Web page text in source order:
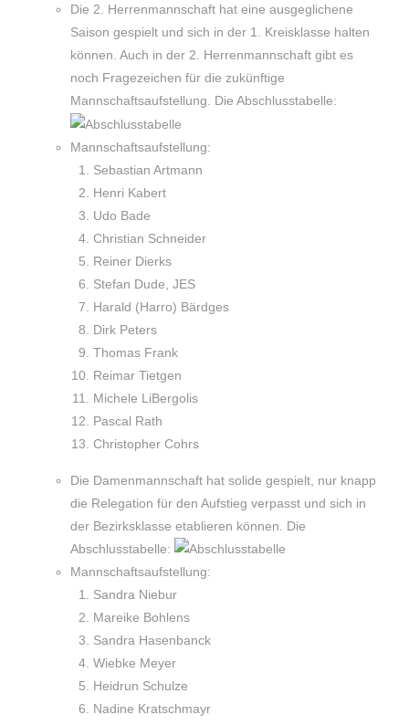
Die 2. Herrenmannschaft hat eine ausgeglichene
Saison gespielt und sich in der 1. Kreisklasse halten
können. Auch in der 2. Herrenmannschaft gibt es
noch Fragezeichen für die zukünftige
Mannschaftsaufstellung. Die Abschlusstabelle:
Mannschaftsaufstellung:
Sebastian Artmann
Henri Kabert
Udo Bade
Christian Schneider
Reiner Dierks
Stefan Dude, JES
Harald (Harro) Bärdges
Dirk Peters
Thomas Frank
Reimar Tietgen
Michele LiBergolis
Pascal Rath
Christopher Cohrs
Die Damenmannschaft hat solide gespielt, nur knapp
die Relegation für den Aufstieg verpasst und sich in
der Bezirksklasse etablieren können. Die
Abschlusstabelle:
Mannschaftsaufstellung:
Sandra Niebur
Mareike Bohlens
Sandra Hasenbanck
Wiebke Meyer
Heidrun Schulze
Nadine Kratschmayr